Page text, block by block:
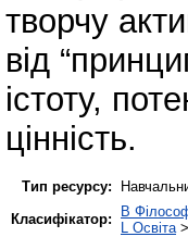
творчу
від
істоту,
цінність.
Тип ресурсу:
Класифікатор:
B
L Освіта >